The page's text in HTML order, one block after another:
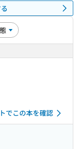
でこの本を確認